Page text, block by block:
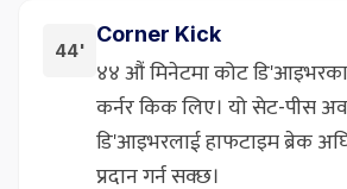
44'
Corner Kick
४४ औं मिनेटमा कोट
कर्नर किक लिए। यो सेट-पीस
डि'आइभरलाई हाफटाइम ब्रेक अघि
प्रदान गर्न सक्छ।